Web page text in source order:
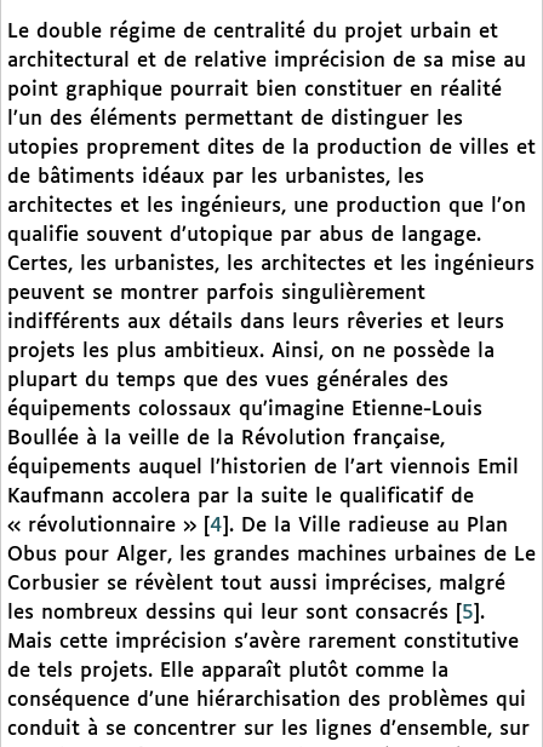
Le double régime de centralité du projet urbain et
architectural et de relative imprécision de sa mise au
point graphique pourrait bien constituer en réalité
l’un des éléments permettant de distinguer les
utopies proprement dites de la production de villes et
de bâtiments idéaux par les urbanistes, les
architectes et les ingénieurs, une production que l’on
qualifie souvent d’utopique par abus de langage.
Certes, les urbanistes, les architectes et les ingénieurs
peuvent se montrer parfois singulièrement
indifférents aux détails dans leurs rêveries et leurs
projets les plus ambitieux. Ainsi, on ne possède la
plupart du temps que des vues générales des
équipements colossaux qu’imagine Etienne-Louis
Boullée à la veille de la Révolution française,
équipements auquel l’historien de l’art viennois Emil
Kaufmann accolera par la suite le qualificatif de
« révolutionnaire »
4 . De la Ville radieuse au Plan
Obus pour Alger, les grandes machines urbaines de Le
Corbusier se révèlent tout aussi imprécises, malgré
les nombreux dessins qui leur sont consacrés
5 .
Mais cette imprécision s’avère rarement constitutive
de tels projets. Elle apparaît plutôt comme la
conséquence d’une hiérarchisation des problèmes qui
conduit à se concentrer sur les lignes d’ensemble, sur